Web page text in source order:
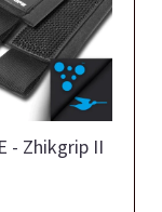
- Zhikgrip II